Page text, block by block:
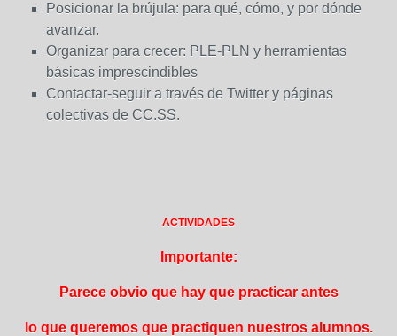
Posicionar la brújula: para qué, cómo, y por dónde
avanzar.
Organizar para crecer: PLE-PLN y herramientas
básicas imprescindibles
Contactar-seguir a través de Twitter y páginas
colectivas de CC.SS.
ACTIVIDADES
Importante:
Parece obvio que hay que practicar antes
lo que queremos que practiquen nuestros alumnos.